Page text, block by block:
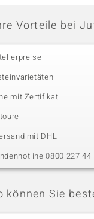
Vorteile bei
mit Zertifikat
mit DHL
0800 227 44
können Sie